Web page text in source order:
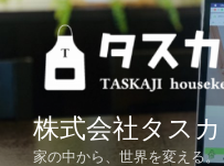
コ
テ
ツ
へ
株式会社タス
家の中から、世界を変える。